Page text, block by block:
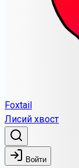
Foxtail
Лисий хвост
Войти